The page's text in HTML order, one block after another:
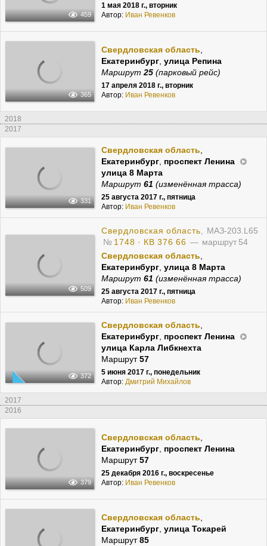
459
1 мая 2018 г., вторник
Автор: Иван Ревенков
365
Свердловская область,
Екатеринбург, улица Репина
Маршрут25(парковый рейс)
17 апреля 2018 г., вторник
Автор: Иван Ревенков
2018
2017
331
Свердловская область,
Екатеринбург, проспект Ленина
улица 8 Марта
Маршрут 61 (изменённая трасса)
25 августа 2017 г., пятница
Автор: Иван Ревенков
509
Свердловская область, МАЗ-203.L65
№ 1748 · КВ 376 66 — маршрут 54
Свердловская область,
Екатеринбург, улица 8 Марта
Маршрут 61 (изменённая трасса)
25 августа 2017 г., пятница
Автор: Иван Ревенков
372
Свердловская область,
Екатеринбург, проспект Ленина
улица Карла Либкнехта
Маршрут57
5 июня 2017 г., понедельник
Автор: Дмитрий Михайлов
2017
2016
379
Свердловская область
Екатеринбург, проспект Ленина
Маршрут57
25 декабря 2016 г., воскресенье
Автор: Иван Ревенков
Свердловская область,
Екатеринбург, улица Токарей
Маршрут85